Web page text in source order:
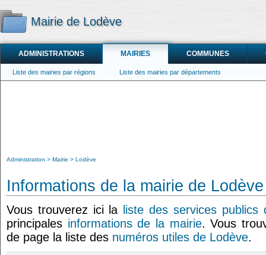
Mairie de Lodève
ADMINISTRATIONS MAIRIES COMMUNES
Liste des mairies par régions Liste des mairies par départements
Administration Mairie Lodève
Informations de la mairie de Lodève
Vous trouverez ici la
liste des services publics
principales informations de la mairie. Vous
de page la liste des numéros utiles de Lodève.